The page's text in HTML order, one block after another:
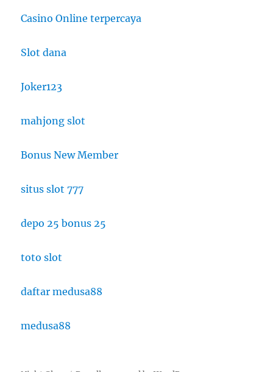
Casino Online terpercaya
Slot dana
Joker123
mahjong slot
Bonus New Member
situs slot 777
depo 25 bonus 25
toto slot
daftar medusa88
medusa88